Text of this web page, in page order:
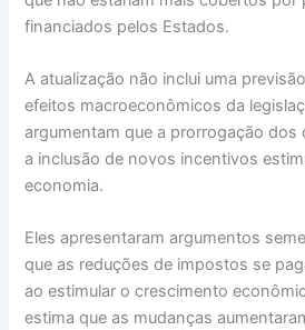
financiados pelos Estados.
A atualização não inclui uma
efeitos macroeconômicos da
argumentam que a prorrogação
a inclusão de novos incentivos
economia.
Eles apresentaram argumentos
que as reduções de impostos se
ao estimular o crescimento
estima que as mudanças